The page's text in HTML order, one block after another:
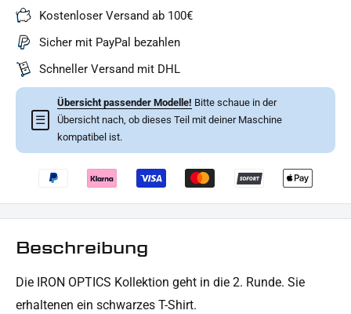
Kostenloser Versand ab 100€
Sicher mit PayPal bezahlen
Schneller Versand mit DHL
☰
Übersicht passender Modelle! Bitte schaue in der
Übersicht nach, ob dieses Teil mit deiner Maschine
kompatibel ist.
Beschreibung
Die IRON OPTICS Kollektion geht in die 2. Runde. Sie
erhaltenen ein schwarzes T-Shirt.